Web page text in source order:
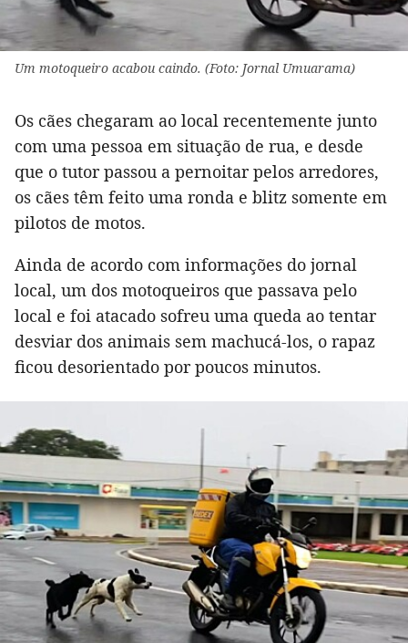
Um motoqueiro acabou caindo. (Foto: Jornal Umuarama)
Os cães chegaram ao local recentemente junto
com uma pessoa em situação de rua, e desde
que o tutor passou a pernoitar pelos arredores,
os cães têm feito uma ronda e blitz somente em
pilotos de motos.
Ainda de acordo com informações do jornal
local, um dos motoqueiros que passava pelo
local e foi atacado sofreu uma queda ao tentar
desviar dos animais sem machucá-los, o rapaz
ficou desorientado por poucos minutos.